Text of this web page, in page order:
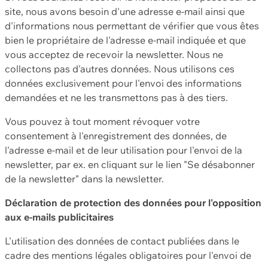
site, nous avons besoin d'une adresse e-mail ainsi que
d'informations nous permettant de vérifier que vous êtes
bien le propriétaire de l'adresse e-mail indiquée et que
vous acceptez de recevoir la newsletter. Nous ne
collectons pas d'autres données. Nous utilisons ces
données exclusivement pour l'envoi des informations
demandées et ne les transmettons pas à des tiers.
Vous pouvez à tout moment révoquer votre
consentement à l'enregistrement des données, de
l'adresse e-mail et de leur utilisation pour l'envoi de la
newsletter, par ex. en cliquant sur le lien "Se désabonner
de la newsletter" dans la newsletter.
Déclaration de protection des données pour l'opposition
aux e-mails publicitaires
L'utilisation des données de contact publiées dans le
cadre des mentions légales obligatoires pour l'envoi de